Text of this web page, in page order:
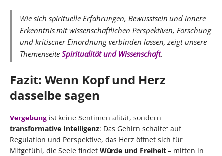
Wie sich spirituelle Erfahrungen, Bewusstsein und innere
Erkenntnis mit wissenschaftlichen Perspektiven, Forschung
und kritischer Einordnung verbinden lassen, zeigt unsere
Themenseite Spiritualität und Wissenschaft.
Fazit: Wenn Kopf und Herz
dasselbe sagen
Vergebung ist keine Sentimentalität, sondern
transformative Intelligenz: Das Gehirn schaltet auf
Regulation und Perspektive, das Herz öffnet sich für
Mitgefühl, die Seele findet Würde und Freiheit – mitten in